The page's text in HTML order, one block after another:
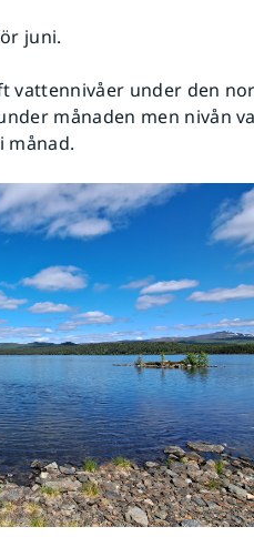
juni.
vattennivåer under den
månaden men nivån